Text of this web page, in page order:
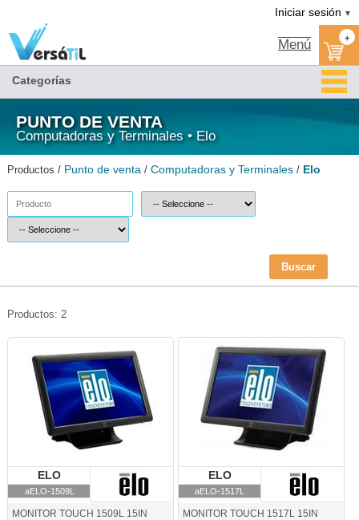
Iniciar sesión ▼
Menú +
Categorías
PUNTO DE VENTA
Computadoras y Terminales • Elo
Productos / Punto de venta / Computadoras y Terminales / Elo
Buscar
Productos: 2
ELO
aELO-1509L
MONITOR TOUCH 1509L 15IN
ELO
aELO-1517L
MONITOR TOUCH 1517L 15IN